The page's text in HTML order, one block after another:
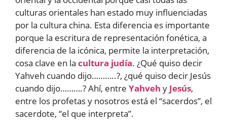
culturas orientales han estado muy influenciadas
por la cultura china. Esta diferencia es importante
porque la escritura de representación fonética, a
diferencia de la icónica, permite la interpretación,
cosa clave en la cultura judía. ¿Qué quiso decir
Yahveh cuando dijo………..?, ¿qué quiso decir Jesús
cuando dijo……….? Ahí, entre Yahveh y Jesús,
entre los profetas y nosotros está el “sacerdos”, el
sacerdote, “el que interpreta”.